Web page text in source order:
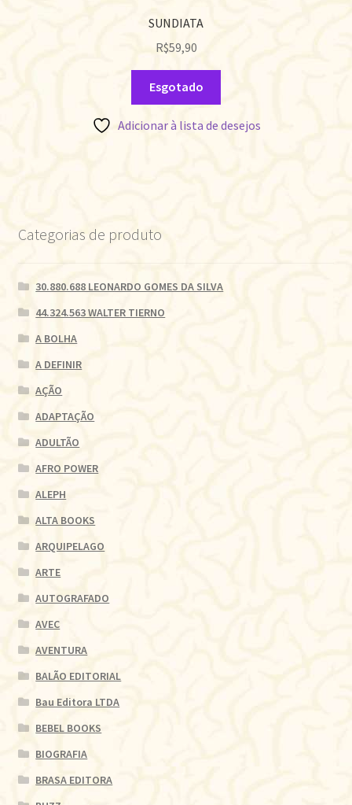
SUNDIATA
R$59,90
Esgotado
Adicionar à lista de desejos
Categorias de produto
30.880.688 LEONARDO GOMES DA SILVA
44.324.563 WALTER TIERNO
A BOLHA
A DEFINIR
AÇÃO
ADAPTAÇÃO
ADULTÃO
AFRO POWER
ALEPH
ALTA BOOKS
ARQUIPELAGO
ARTE
AUTOGRAFADO
AVEC
AVENTURA
BALÃO EDITORIAL
Bau Editora LTDA
BEBEL BOOKS
BIOGRAFIA
BRASA EDITORA